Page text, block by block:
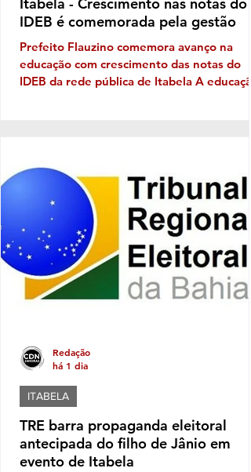
IDEB é comemorada pela gestão
Prefeito Flauzino comemora avanço na
educação com crescimento das notas do
IDEB da rede pública de Itabela A educação
municipal tanto nos anos iniciais quanto
anos finais do Ensino Fundamental, em
comparação com os resultados de 2023.
anos iniciais, a média passou de 3,5, em
2023, para 4,5, em 2025. Já nos a
TRE barra propaganda eleitoral
antecipada do filho de Jânio em
evento de Itabela
ITABELA
Redação
há 1 dia